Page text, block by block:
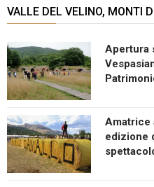
VALLE DEL VELINO, MONTI
Apertura
Amatrice
edizione